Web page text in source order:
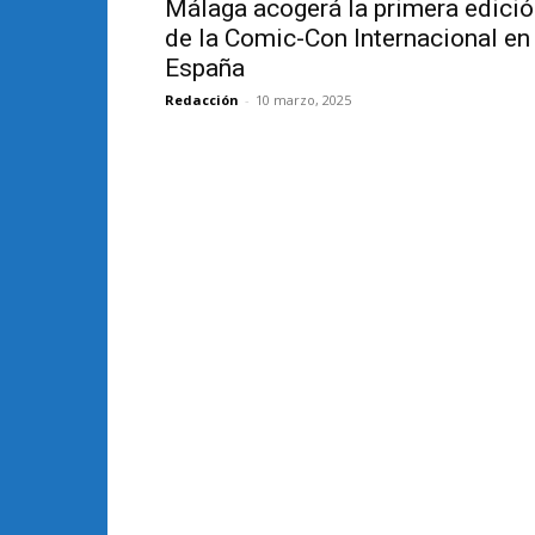
Málaga acogerá la primera
de la Comic-Con Internacional en
España
Redacción - 10 marzo, 2025